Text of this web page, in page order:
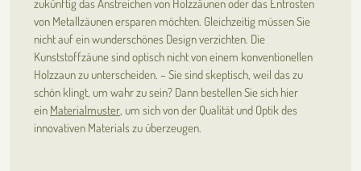
zukünftig das Anstreichen von Holzzäunen oder das Entrosten
von Metallzäunen ersparen möchten. Gleichzeitig müssen Sie
nicht auf ein wunderschönes Design verzichten. Die
Kunststoffzäune sind optisch nicht von einem konventionellen
Holzzaun zu unterscheiden. – Sie sind skeptisch, weil das zu
schön klingt, um wahr zu sein? Dann bestellen Sie sich hier
ein Materialmuster, um sich von der Qualität und Optik des
innovativen Materials zu überzeugen.